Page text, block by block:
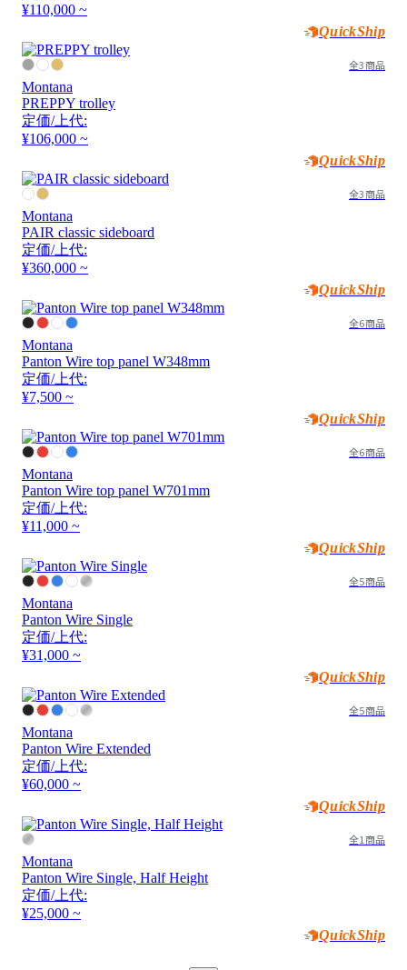
¥110,000 ~
QuickShip
全3商品
Montana
PREPPY trolley
定価/上代:
¥106,000 ~
QuickShip
全3商品
Montana
PAIR classic sideboard
定価/上代:
¥360,000 ~
QuickShip
全6商品
Montana
Panton Wire top panel W348mm
定価/上代:
¥7,500 ~
QuickShip
全6商品
Montana
Panton Wire top panel W701mm
定価/上代:
¥11,000 ~
QuickShip
全5商品
Montana
Panton Wire Single
定価/上代:
¥31,000 ~
QuickShip
全5商品
Montana
Panton Wire Extended
定価/上代:
¥60,000 ~
QuickShip
全1商品
Montana
Panton Wire Single, Half Height
定価/上代:
¥25,000 ~
QuickShip